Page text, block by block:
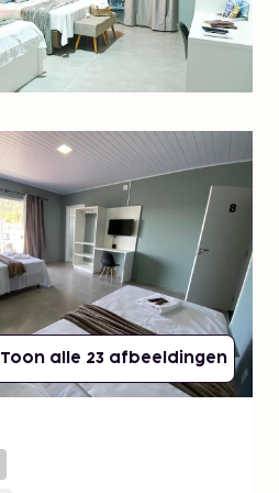
Toon alle 23 afbeeldingen